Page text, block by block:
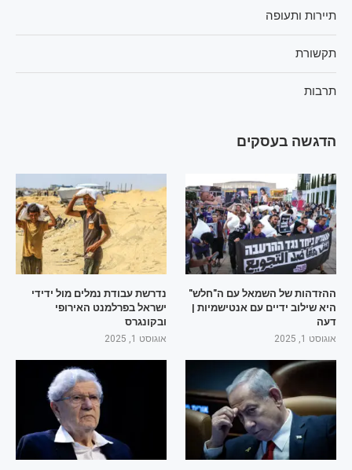
תיירות ותעופה
תקשורת
תרבות
הדגשה בעסקים
ההזדהות של השמאל עם ה"חלש"
היא שילוב ידיים עם אנטישמיות |
דעה
אוגוסט 1, 2025
נדרשת עבודת נמלים מול ידידי
ישראל בפרלמנט האירופי
ובקונגרס
אוגוסט 1, 2025